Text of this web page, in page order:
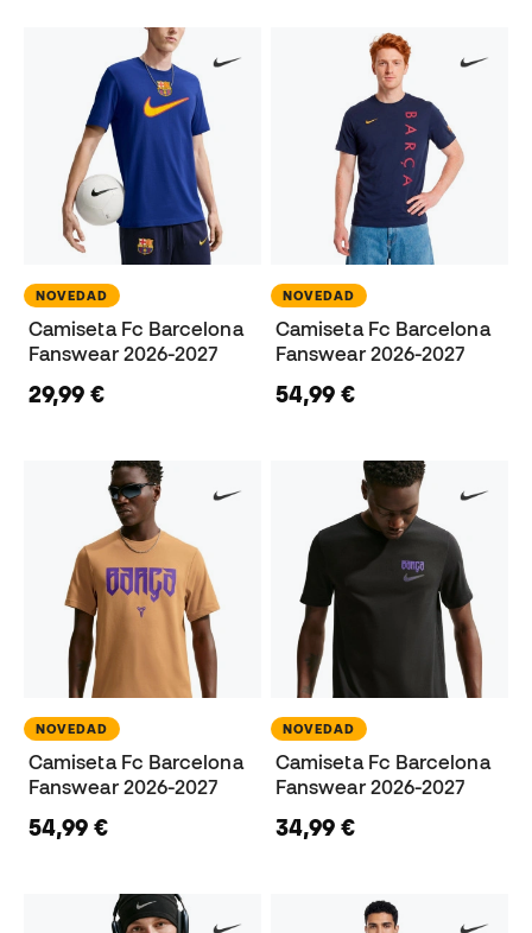
NOVEDAD
Camiseta Fc Barcelona
Fanswear 2026-2027
29,99 €
NOVEDAD
Camiseta Fc Barcelona
Fanswear 2026-2027
54,99 €
NOVEDAD
Camiseta Fc Barcelona
Fanswear 2026-2027
54,99 €
NOVEDAD
Camiseta Fc Barcelona
Fanswear 2026-2027
34,99 €